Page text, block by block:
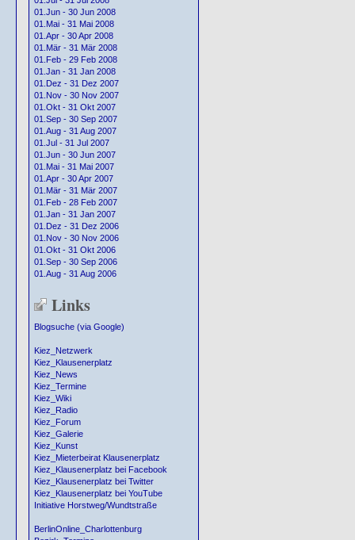
01.Jun - 30 Jun 2008
01.Mai - 31 Mai 2008
01.Apr - 30 Apr 2008
01.Mär - 31 Mär 2008
01.Feb - 29 Feb 2008
01.Jan - 31 Jan 2008
01.Dez - 31 Dez 2007
01.Nov - 30 Nov 2007
01.Okt - 31 Okt 2007
01.Sep - 30 Sep 2007
01.Aug - 31 Aug 2007
01.Jul - 31 Jul 2007
01.Jun - 30 Jun 2007
01.Mai - 31 Mai 2007
01.Apr - 30 Apr 2007
01.Mär - 31 Mär 2007
01.Feb - 28 Feb 2007
01.Jan - 31 Jan 2007
01.Dez - 31 Dez 2006
01.Nov - 30 Nov 2006
01.Okt - 31 Okt 2006
01.Sep - 30 Sep 2006
01.Aug - 31 Aug 2006
Links
Blogsuche (via Google)
Kiez_Netzwerk
Kiez_Klausenerplatz
Kiez_News
Kiez_Termine
Kiez_Wiki
Kiez_Radio
Kiez_Forum
Kiez_Galerie
Kiez_Kunst
Kiez_Mieterbeirat Klausenerplatz
Kiez_Klausenerplatz bei Facebook
Kiez_Klausenerplatz bei Twitter
Kiez_Klausenerplatz bei YouTube
Initiative Horstweg/Wundtstraße
BerlinOnline_Charlottenburg